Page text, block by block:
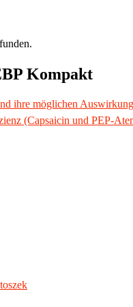
Kompakt
ihre möglichen
(Capsaicin und PEP-